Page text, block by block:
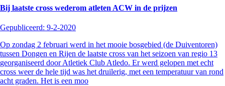
Bij laatste cross wederom atleten ACW in de prijzen
Gepubliceerd: 9-2-2020
Op zondag 2 februari werd in het mooie bosgebied (de Duiventoren)
tussen Dongen en Rijen de laatste cross van het seizoen van regio 13
georganiseerd door Atletiek Club Atledo. Er werd gelopen met echt
cross weer de hele tijd was het druilerig, met een temperatuur van rond
acht graden. Het is een moo